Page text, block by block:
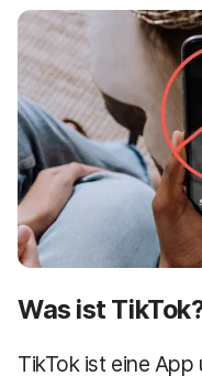
u
n
h
a
t
e
n
Was ist
TikTok ist eine